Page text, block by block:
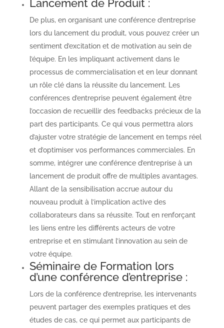
Lancement de Produit :
De plus, en organisant une conférence d’entreprise
lors du lancement du produit, vous pouvez créer un
sentiment d’excitation et de motivation au sein de
l’équipe. En les impliquant activement dans le
processus de commercialisation et en leur donnant
un rôle clé dans la réussite du lancement. Les
conférences d’entreprise peuvent également être
l’occasion de recueillir des feedbacks précieux de la
part des participants. Ce qui vous permettra alors
d’ajuster votre stratégie de lancement en temps réel
et d’optimiser vos performances commerciales. En
somme, intégrer une conférence d’entreprise à un
lancement de produit offre de multiples avantages.
Allant de la sensibilisation accrue autour du
nouveau produit à l’implication active des
collaborateurs dans sa réussite. Tout en renforçant
les liens entre les différents acteurs de votre
entreprise et en stimulant l’innovation au sein de
votre équipe.
Séminaire de Formation lors
d’une conférence d’entreprise :
Lors de la conférence d’entreprise, les intervenants
peuvent partager des exemples pratiques et des
études de cas, ce qui permet aux participants de